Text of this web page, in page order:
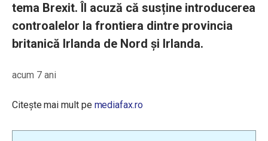
tema Brexit. Îl acuză că susține introducerea
controalelor la frontiera dintre provincia
britanică Irlanda de Nord și Irlanda.
acum 7 ani
Citește mai mult pe mediafax.ro